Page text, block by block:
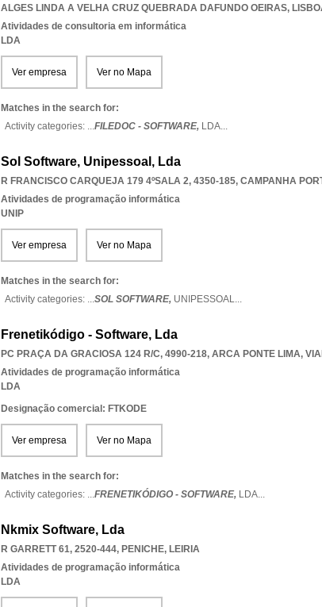
ALGES LINDA A VELHA CRUZ QUEBRADA DAFUNDO OEIRAS,
Atividades de consultoria em informática
LDA
Ver empresa Ver no Mapa
Matches in the search for:
Activity categories: ...FILEDOC - SOFTWARE, LDA...
Sol Software, Unipessoal, Lda
R FRANCISCO CARQUEJA 179 4ºSALA 2, 4350-185, CAMPANHA
Atividades de programação informática
UNIP
Ver empresa Ver no Mapa
Matches in the search for:
Activity categories: ...SOL SOFTWARE, UNIPESSOAL...
Frenetikódigo - Software, Lda
PC PRAÇA DA GRACIOSA 124 R/C, 4990-218, ARCA PONTE LIMA,
Atividades de programação informática
LDA
Designação comercial: FTKODE
Ver empresa Ver no Mapa
Matches in the search for:
Activity categories: ...FRENETIKÓDIGO - SOFTWARE, LDA...
Nkmix Software, Lda
R GARRETT 61, 2520-444, PENICHE, LEIRIA
Atividades de programação informática
LDA